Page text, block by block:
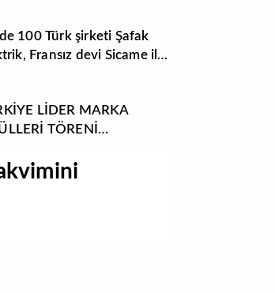
100 Türk şirketi Şafak
Fransız devi Sicame ile
LİDER MARKA
TÖRENİ
BULDU